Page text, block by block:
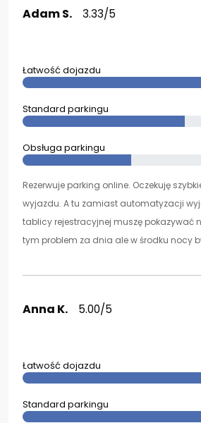
Adam S. 3.33/5
Łatwość dojazdu
Standard parkingu
Obsługa parkingu
Rezerwuje parking online. Oczekuję
wyjazdu. A tu zamiast automatyzacji
tablicy rejestracyjnej muszę pokazywać
tym problem za dnia ale w środku nocy
Anna K. 5.00/5
Łatwość dojazdu
Standard parkingu